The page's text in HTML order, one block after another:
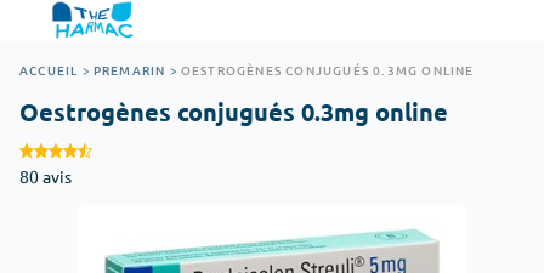
ACCUEIL > PREMARIN > OESTROGÈNES CONJUGUÉS 0.3MG ONLINE
Oestrogènes conjugués 0.3mg online
80 avis